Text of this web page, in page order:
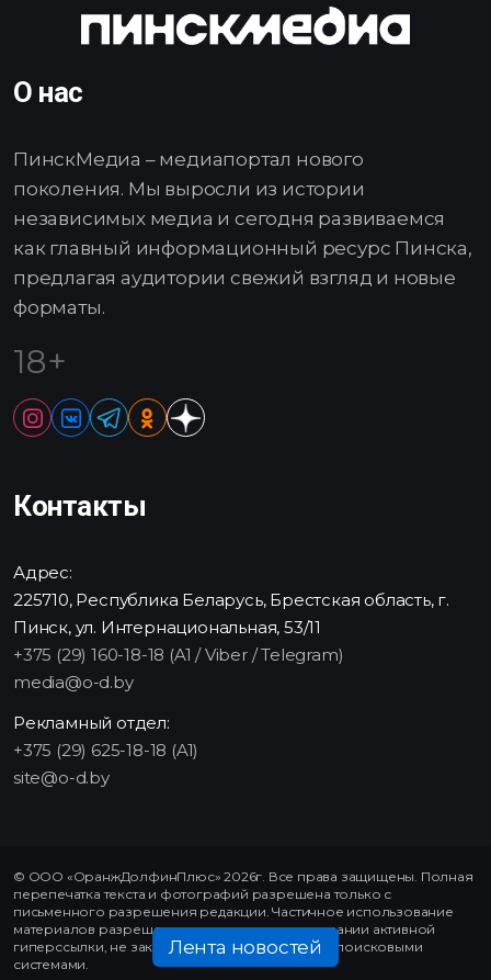
О нас
ПинскМедиа – медиапортал нового
поколения. Мы выросли из истории
независимых медиа и сегодня развиваемся
как главный информационный ресурс Пинска,
предлагая аудитории свежий взгляд и новые
форматы.
18+
Контакты
Адрес:
225710, Республика Беларусь, Брестская область, г.
Пинск, ул. Интернациональная, 53/11
+375 (29) 160-18-18 (A1 / Viber / Telegram)
media@o-d.by
Рекламный отдел:
+375 (29) 625-18-18 (A1)
site@o-d.by
© ООО «ОранжДолфинПлюс» 2026г. Все права защищены. Полная
перепечатка текста и фотографий разрешена только с
письменного разрешения редакции. Частичное использование
материалов разрешено только при использовании активной
гиперссылки, не закрытой от индексирования поисковыми
системами.
Лента новостей